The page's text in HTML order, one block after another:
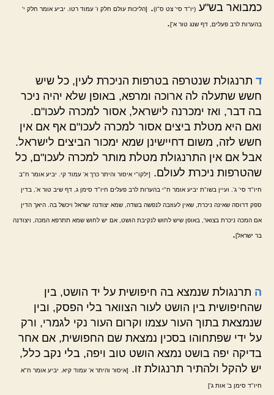
כמבואר בש"ע (יו"ד סי' צט ס"ו). [הליכות עולם חלק ו' עמוד רטו. יביע אומר חלק י'
בהערות לרב פעלים, דף שנג טור א'].
ד תרנגולת שנטרפה בטרפות הניכרת לעין, כל שיש
חשש שתעלה לה ארוכה ומרפא, באופן שלא יהיה ניכר
בה דבר, ואז ימכרנה לישראל, אסור למכרה לעכו"ם.
ואם היא מטלת ביצים אסור למכרה לעכו"ם אף אם אין
חשש לזה, משום דחיישינן שמא ימכור הביצים לישראל.
אבל אם אין התרנגולת מטלת מותר למכרה לעכו"ם, כל
שהטרפות ניכרת לעולם.
[ילקו"י איסור והיתר כרך א' עמוד קי. יביע אומר ח"ב
חיו"ד סי' ג'. ועיין בשו"ת יביע אומר ח"י בהערות לרב פעלים חיו"ד סימן ג, דף שיב טור א', בדין
ספק דרוסה שאינה ניכרת, שאין לעוזבה לנפשה בשדה, שמא יצודנה ישראל ויכשל בה. היאך הדין
אם המכה ניכרת בצואר, באופן שיש לחוש לנקיבת הושט, אם יש לחוש שמא תתרפא המכה, ויצודנה
בר ישראל].
ה תרנגולת שנמצא בה חיפושית על יד הושט, בין
שהחיפושית בין הושט לעור הצוואר בלי הפסק, ובין
שנמצאת בתוך העור עצמו וקרום העור נקי לגמרי, ורק
על ידי שפתחוהו בסכין נמצאת שם החפושית, אם אחר
בדיקה יפה בושט נמצא הושט טוב ויפה, בלי נקב כלל,
יש להקל ולהתיר תרנגולת זו.
[איסור והיתר א' עמוד קיא. יביע אומר ח"א
חיו"ד סימן ב' אות ג']